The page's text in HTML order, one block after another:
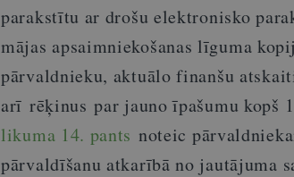
parakstītu ar drošu elektronisko
mājas apsaimniekošanas līguma
pārvaldnieku, aktuālo finanšu
arī rēķinus par jauno īpašumu kopš
likuma 14. pants noteic
pārvaldīšanu atkarībā no jautājuma